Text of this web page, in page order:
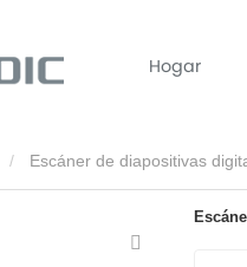
Hogar
Escáner de diapositivas